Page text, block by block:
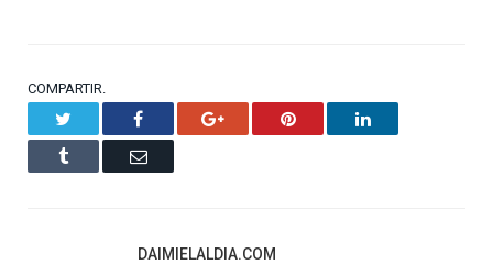
COMPARTIR.
Facebook Google+ Pinterest LinkedIn
Tumblr Email
DAIMIELALDIA.COM